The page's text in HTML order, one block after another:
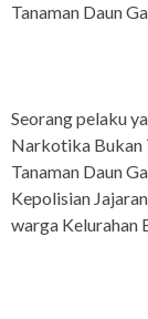
Tanaman Daun
Seorang pelaku
Narkotika Bukan
Tanaman Daun
Kepolisian
warga Kelurahan